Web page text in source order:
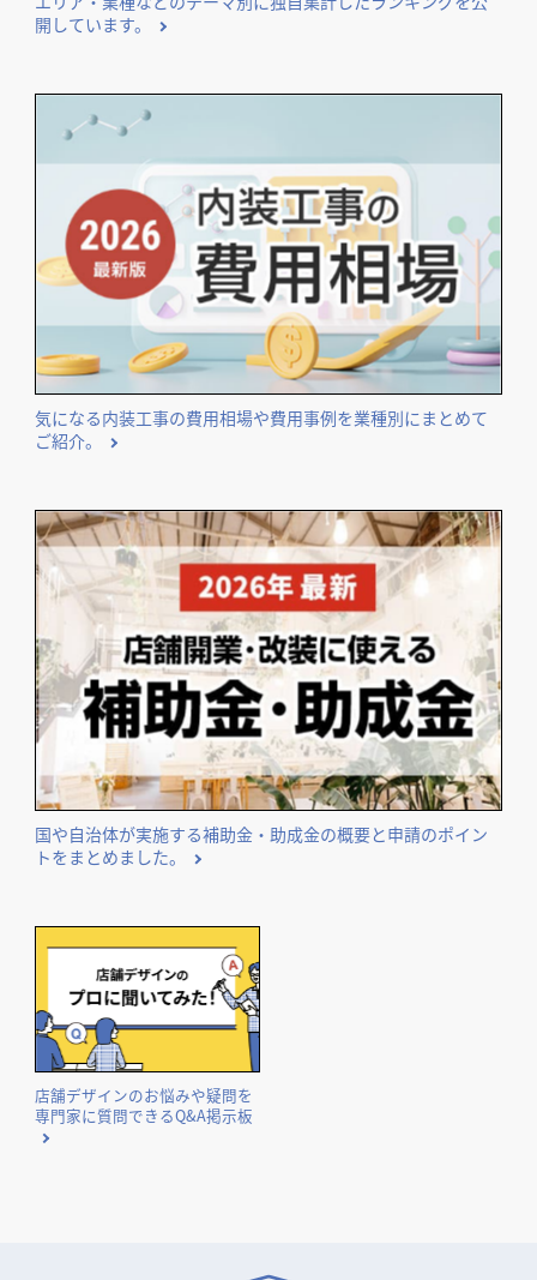
開しています。
気になる内装工事の費用相場や費用事例を業種別にまとめて
ご紹介。
国や自治体が実施する補助金・助成金の概要と申請のポイン
トをまとめました。
店舗デザインのお悩みや疑問を
専門家に質問できるQ&A掲示板